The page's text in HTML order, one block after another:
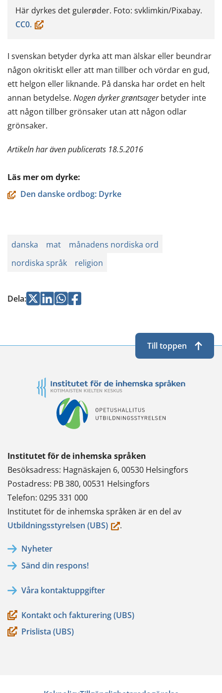
Här dyrkes det gulerøder. Foto: svklimkin/Pixabay.
CC0.(öppnas
ett
nytt
fönster,
du
flyttar
till
annan
I svenskan betyder dyrka att man älskar eller beundrar
någon okritiskt eller att man tillber och vördar en gud,
ett helgon eller liknande. På danska har ordet en helt
annan betydelse. Nogen dyrker grøntsagerbetyder inte
att någon tillber grönsaker utan att någon odlar
grönsaker.
Artikeln har även publicerats 18.5.2016
Läs mer om dyrke:
Den danske ordbog: Dyrke
danska mat
månadens nordiska ord
nordiska språk
religion
Dela:Jaa Jaa Jaa
Jaa
Institutet för de inhemska språken
Besöksadress: Hagnäskajen 6, 00530 Helsingfors
Postadress: PB 380, 00531 Helsingfors
Telefon: 0295 331 000
Institutet för de inhemska språken är en del av
Utbildningsstyrelsen (UBS)(du.
Nyheter
Sänd din respons!
Våra kontaktuppgifter
Kontakt och fakturering (UBS)
Prislista (UBS)
Till toppen